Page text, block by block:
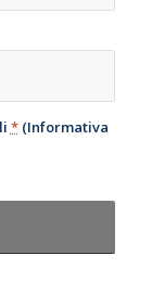
*(Informativa